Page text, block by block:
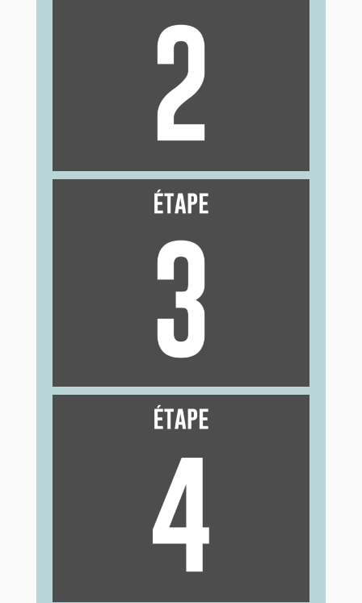
Colle le patch sur une zone propre, sèche et
sans blessure : le ventre, la partie supérieure
du bras, les fesses ou le bas du dos. Veille
cependant à ne pas coller le patch sur la
poitrine.
Laisse-le en place pendant une semaine.
Change-le après 7 jours, environ au même
moment de la journée. Place le nouveau
patch à un autre endroit que le précédent
pour éviter toute irritation de la peau.
Après avoir mis le 3ème patch, n’en colle pas
un autre. C’est à ce moment-là que tes règles
arrivent.